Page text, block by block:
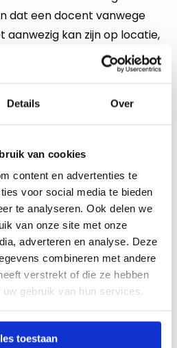
Details Over
van cookies
content en advertenties te
voor social media te bieden
te analyseren. Ook delen we
van onze site met onze
adverteren en analyse. Deze
combineren met andere
verstrekt of die ze hebben
gebruik van hun services.
toestaan
dat een docent vanwege
aanwezig kan zijn op locatie,
les staat ingeroosterd.
huis zijn of haar lessen
regeling waarbij zij een
zo goed mogelijk contact
docenten om ze
Zij belt docenten
de gezelligheid om een
stuurt vaak kaarten,
docenten toe. Onlangs
doos met zaadjes en
om te planten.